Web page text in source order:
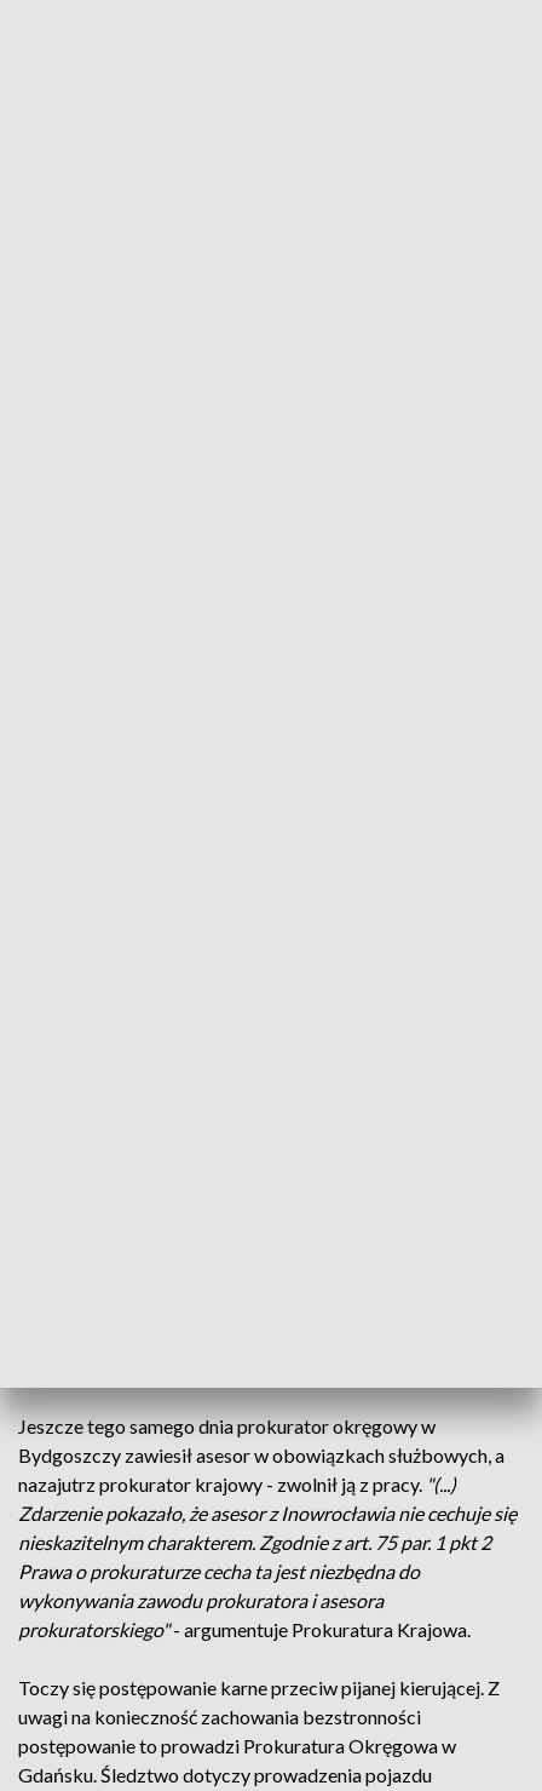
Jeszcze tego samego dnia prokurator okręgowy w
Bydgoszczy zawiesił asesor w obowiązkach służbowych, a
nazajutrz prokurator krajowy - zwolnił ją z pracy. "(...)
Zdarzenie pokazało, że asesor z Inowrocławia nie cechuje się
nieskazitelnym charakterem. Zgodnie z art. 75 par. 1 pkt 2
Prawa o prokuraturze cecha ta jest niezbędna do
wykonywania zawodu prokuratora i asesora
prokuratorskiego"- argumentuje Prokuratura Krajowa.
Toczy się postępowanie karne przeciw pijanej kierującej. Z
uwagi na konieczność zachowania bezstronności
postępowanie to prowadzi Prokuratura Okręgowa w
Gdańsku. Śledztwo dotyczy prowadzenia pojazdu